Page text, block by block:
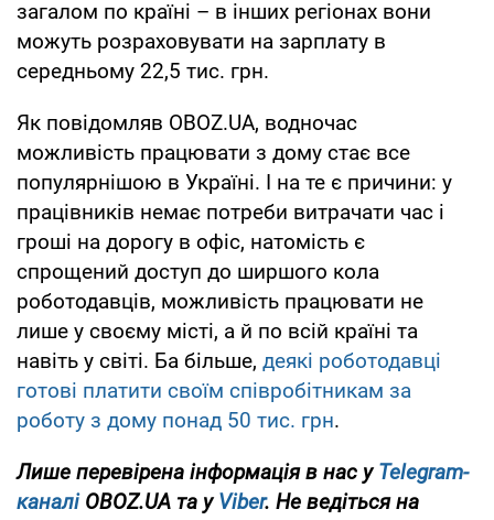
загалом по країні – в інших регіонах вони
можуть розраховувати на зарплату в
середньому 22,5 тис. грн.
Як повідомляв OBOZ.UA, водночас
можливість працювати з дому стає все
популярнішою в Україні. І на те є причини: у
працівників немає потреби витрачати час і
гроші на дорогу в офіс, натомість є
спрощений доступ до ширшого кола
роботодавців, можливість працювати не
лише у своєму місті, а й по всій країні та
навіть у світі. Ба більше, деякі роботодавці
готові платити своїм співробітникам за
роботу з дому понад 50 тис. грн.
Лише перевірена інформація в нас уTelegram-
каналіOBOZ.UA та уViber. Не ведіться на